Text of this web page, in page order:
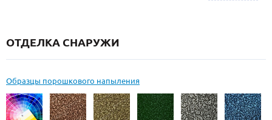
ОТДЕЛКА СНАРУЖИ
Образцы порошкового напыления